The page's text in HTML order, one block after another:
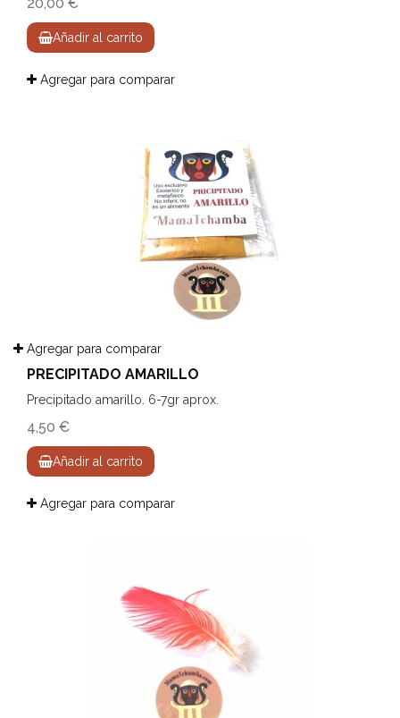
Añadir al carrito
Agregar para comparar
Agregar para comparar
PRECIPITADO AMARILLO
Precipitado amarillo. 6-7gr aprox.
4,50 €
Añadir al carrito
Agregar para comparar